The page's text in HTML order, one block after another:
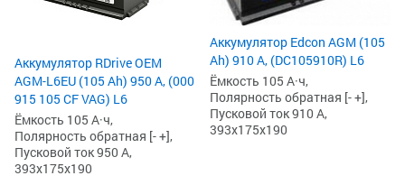
Аккумулятор RDrive OEM
AGM-L6EU (105 Ah) 950 А, (000
915 105 CF VAG) L6
Ёмкость 105 А·ч,
Полярность обратная [- +],
Пусковой ток 950 А,
393x175x190
Аккумулятор Edcon AGM (105
Ah) 910 А, (DC105910R) L6
Ёмкость 105 А·ч,
Полярность обратная [- +],
Пусковой ток 910 А,
393x175x190